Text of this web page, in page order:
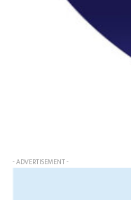
- ADVERTISEMENT -